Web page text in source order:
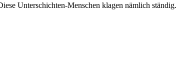
Unterschichten-Menschen klagen nämlich